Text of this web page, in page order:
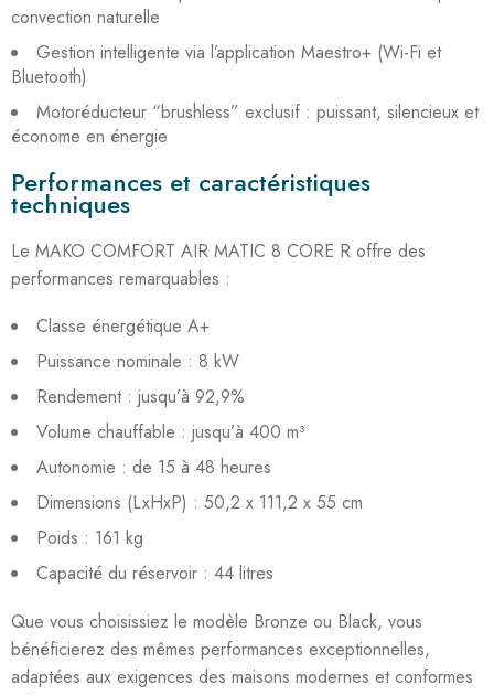
convection naturelle
Gestion intelligente via l’application Maestro+ (Wi-Fi et
Bluetooth)
Motoréducteur “brushless” exclusif : puissant, silencieux et
économe en énergie
Performances et caractéristiques
techniques
Le MAKO COMFORT AIR MATIC 8 CORE R offre des
performances remarquables :
Classe énergétique A+
Puissance nominale : 8 kW
Rendement : jusqu’à 92,9%
Volume chauffable : jusqu’à 400 m³
Autonomie : de 15 à 48 heures
Dimensions (LxHxP) : 50,2 x 111,2 x 55 cm
Poids : 161 kg
Capacité du réservoir : 44 litres
Que vous choisissiez le modèle Bronze ou Black, vous
bénéficierez des mêmes performances exceptionnelles,
adaptées aux exigences des maisons modernes et conformes